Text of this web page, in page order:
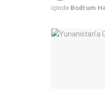
içinde Bodrum